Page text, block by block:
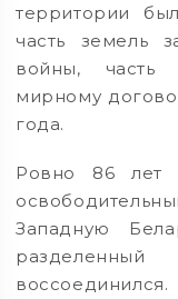
территории
часть земель
войны, часть
мирному
года.
Ровно 86 лет
Западную
разделенный